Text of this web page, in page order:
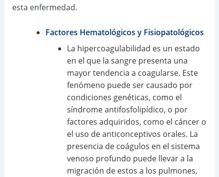
esta enfermedad.
Factores Hematológicos y Fisiopatológicos
La hipercoagulabilidad es un estado
en el que la sangre presenta una
mayor tendencia a coagularse. Este
fenómeno puede ser causado por
condiciones genéticas, como el
síndrome antifosfolipídico, o por
factores adquiridos, como el cáncer o
el uso de anticonceptivos orales. La
presencia de coágulos en el sistema
venoso profundo puede llevar a la
migración de estos a los pulmones,